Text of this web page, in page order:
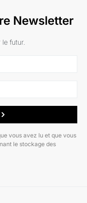
Newsletter
futur.
vous avez lu et que vous
le stockage des